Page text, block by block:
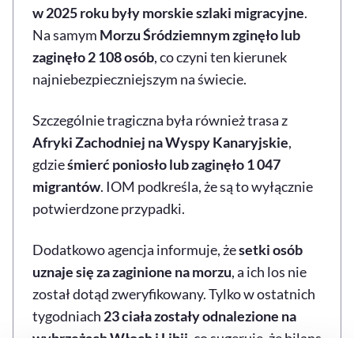
w 2025 roku były morskie szlaki migracyjne.
Na samym Morzu Śródziemnym zginęło lub
zaginęło 2 108 osób, co czyni ten kierunek
najniebezpieczniejszym na świecie.
Szczególnie tragiczna była również trasa z
Afryki Zachodniej na Wyspy Kanaryjskie,
gdzieśmierć poniosło lub zaginęło 1 047
migrantów. IOM podkreśla, że są to wyłącznie
potwierdzone przypadki.
Dodatkowo agencja informuje, żesetki osób
uznaje się za zaginione na morzu, a ich los nie
został dotąd zweryfikowany. Tylko w ostatnich
tygodniach 23 ciała zostały odnalezione na